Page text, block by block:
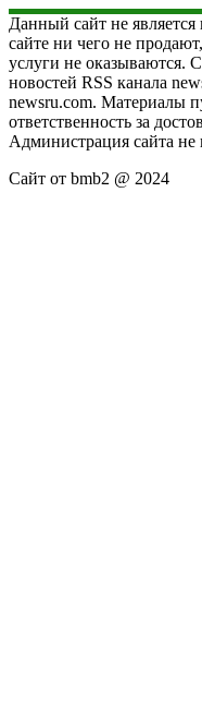
Данный сайт не
сайте ни чего не
услуги не оказываются.
новостей RSS канала
newsru.com. Материалы
ответственность за
Администрация сайта не
Сайт от bmb2 @ 2024